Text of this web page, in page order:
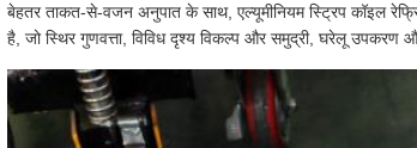
बेहतर ताकत-से-वजन अनुपात के साथ, एल्यूमीनियम स्ट्रिप कॉइल
है, जो स्थिर गुणवत्ता, विविध दृश्य विकल्प और समुद्री, घरेलू उपकरण और